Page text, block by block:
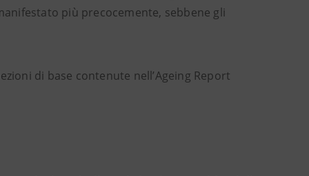
più precocemente, sebbene gli
di base contenute nell’Ageing Report